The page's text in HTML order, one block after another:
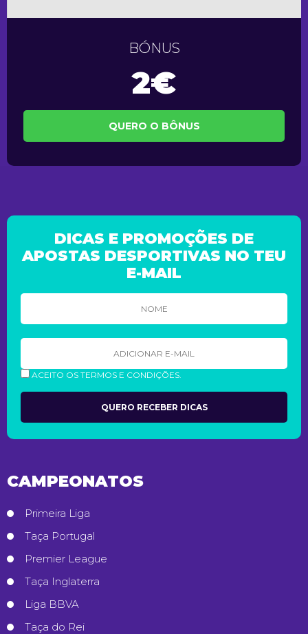
BÓNUS
2€
QUERO O BÔNUS
DICAS E PROMOÇÕES DE
APOSTAS DESPORTIVAS NO TEU
E-MAIL
ACEITO OS TERMOS E CONDIÇÕES.
CAMPEONATOS
Primeira Liga
Taça Portugal
Premier League
Taça Inglaterra
Liga BBVA
Taça do Rei